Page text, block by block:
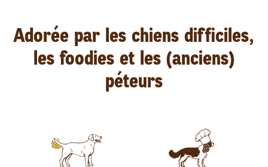
Adorée par les chiens difficiles,
les foodies et les (anciens)
péteurs